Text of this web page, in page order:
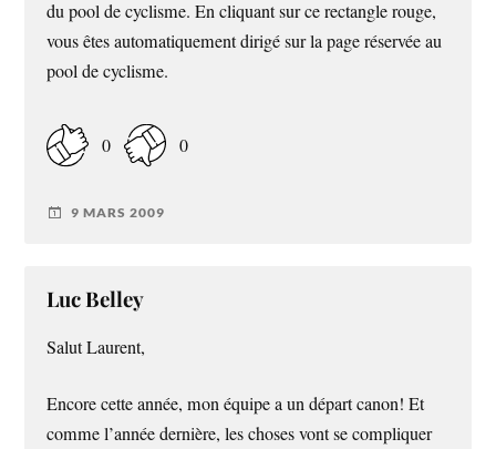
du pool de cyclisme. En cliquant sur ce rectangle rouge,
vous êtes automatiquement dirigé sur la page réservée au
pool de cyclisme.
0 0
9 MARS 2009
Luc Belley
Salut Laurent,
Encore cette année, mon équipe a un départ canon! Et
comme l’année dernière, les choses vont se compliquer